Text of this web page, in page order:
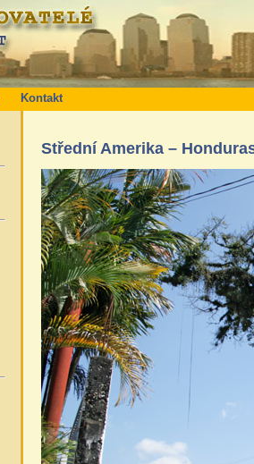
Kontakt
Střední Amerika –